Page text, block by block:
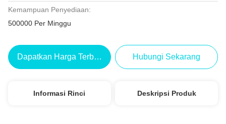
Kemampuan Penyediaan:
500000 Per Minggu
Dapatkan Harga Terbaik Hubungi Sekarang
Informasi Rinci Deskripsi Produk